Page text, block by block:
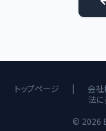
トップページ | 会社
法
© 2026